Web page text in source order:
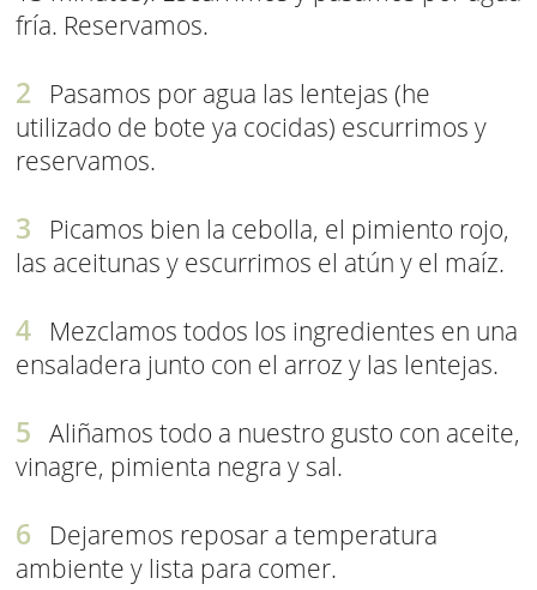
fría. Reservamos.
Pasamos por agua las lentejas (he
utilizado de bote ya cocidas) escurrimos y
reservamos.
Picamos bien la cebolla, el pimiento rojo,
las aceitunas y escurrimos el atún y el maíz.
Mezclamos todos los ingredientes en una
ensaladera junto con el arroz y las lentejas.
Aliñamos todo a nuestro gusto con aceite,
vinagre, pimienta negra y sal.
Dejaremos reposar a temperatura
ambiente y lista para comer.